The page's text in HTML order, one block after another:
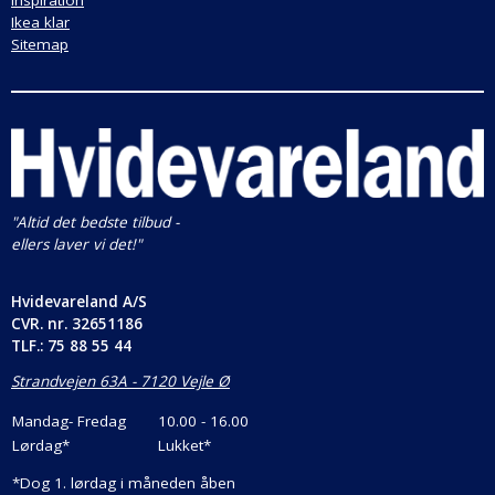
tilbyder prismatch på alle danske webshops, hvis
betingelserne er opfyldt.
Vi tilbyder 14 dages returret, så du kan være sikker på
jord eller ikke passer. Du skal blot huske at gemme
alle papirer, du modtager med varerne. Så kan du
eller modtageren nemt kontakte os, hvis det bliver
nødvendigt.
Ikea klar
Sitemap
"Altid det bedste tilbud -
ellers laver vi det!"
Hvidevareland A/S
CVR. nr. 32651186
TLF.: 75 88 55 44
Strandvejen 63A - 7120 Vejle Ø
Mandag- Fredag
10.00 - 16.00
Lørdag*
Lukket*
*Dog 1. lørdag i måneden åben